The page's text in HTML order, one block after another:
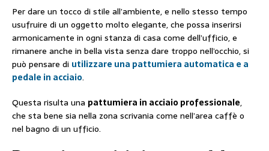
Per dare un tocco di stile all’ambiente, e nello stesso tempo
usufruire di un oggetto molto elegante, che possa inserirsi
armonicamente in ogni stanza di casa come dell’ufficio, e
rimanere anche in bella vista senza dare troppo nell’occhio, si
può pensare di utilizzare una pattumiera automatica e a
pedale in acciaio.
Questa risulta una pattumiera in acciaio professionale,
che sta bene sia nella zona scrivania come nell’area caffè o
nel bagno di un ufficio.